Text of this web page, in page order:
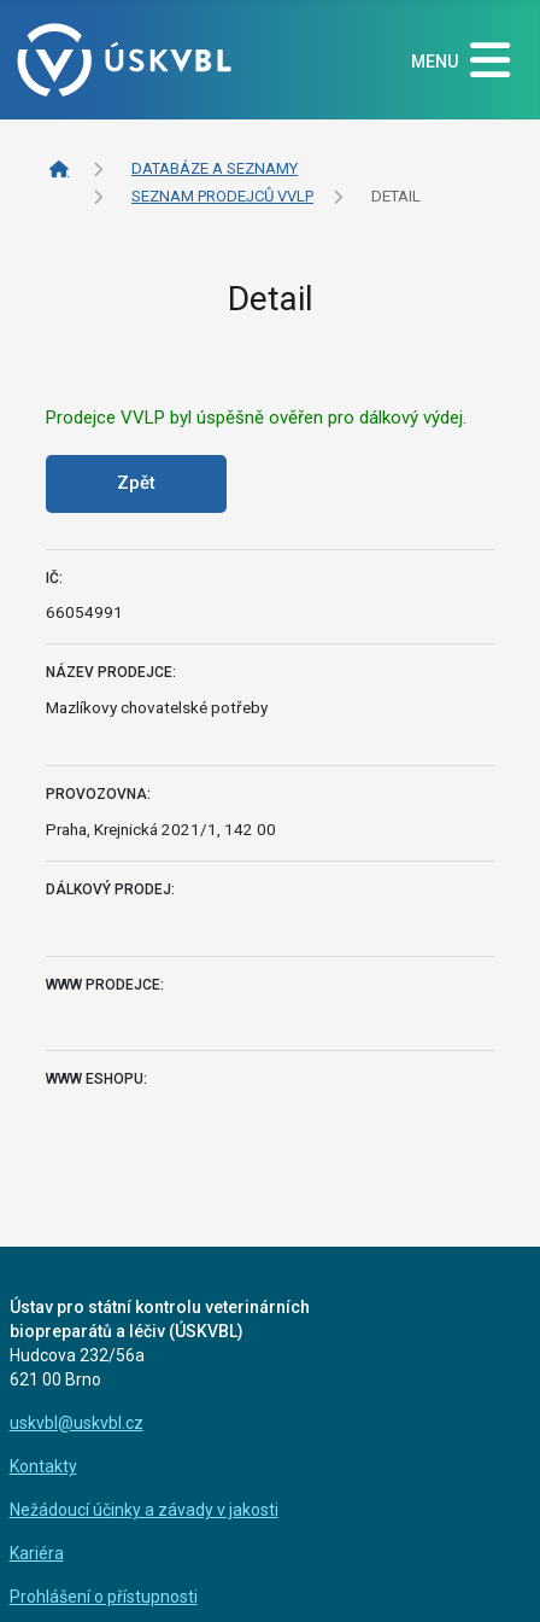
MENU
DATABÁZE A SEZNAMY
SEZNAM PRODEJCŮ VVLP
DETAIL
Detail
Prodejce VVLP byl úspěšně ověřen pro dálkový výdej.
Zpět
IČ:
66054991
NÁZEV PRODEJCE:
Mazlíkovy chovatelské potřeby
PROVOZOVNA:
Praha, Krejnická 2021/1, 142 00
DÁLKOVÝ PRODEJ:
WWW PRODEJCE:
WWW ESHOPU:
Ústav pro státní kontrolu veterinárních
biopreparátů a léčiv (ÚSKVBL)
Hudcova 232/56a
621 00 Brno
uskvbl@uskvbl.cz
Kontakty
Nežádoucí účinky a závady v jakosti
Kariéra
Prohlášení o přístupnosti